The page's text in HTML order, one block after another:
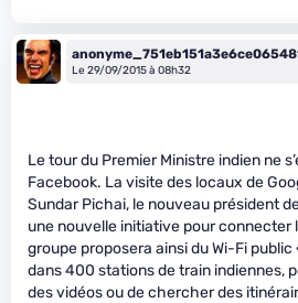
Le 29/09/2015 à 08h32
Le tour du Premier Ministre indien ne
Facebook. La visite des locaux de
Sundar Pichai, le nouveau président
une nouvelle initiative pour connecter
groupe proposera ainsi du Wi-Fi
dans 400 stations de train indiennes,
des vidéos ou de chercher des